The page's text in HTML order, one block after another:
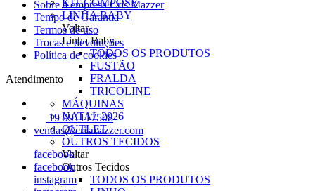
KIT COMPOSÉ
LINHA BABY
Voltar
Linha Baby
TODOS OS PRODUTOS
FUSTÃO
FRALDA
TRICOLINE
MÁQUINAS
NATAL 2026
OUTLET
OUTROS TECIDOS
Voltar
Outros Tecidos
TODOS OS PRODUTOS
Sobre a empresa Cris Mazzer
Tempo de Garantia
Termos de uso
Trocas e devoluções
Política de cookies
Atendimento
19 991117508
vendas@crismazzer.com
facebook
facebook
instagram